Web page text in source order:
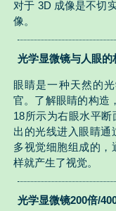
对于 3D 成像是不切
像。
光学显微镜与人眼的
眼睛是一种天然的
官。了解眼睛的构造
18所示为右眼水平
出的光线进入眼睛通
多视觉细胞组成的
样就产生了视觉。
光学显微镜200倍/